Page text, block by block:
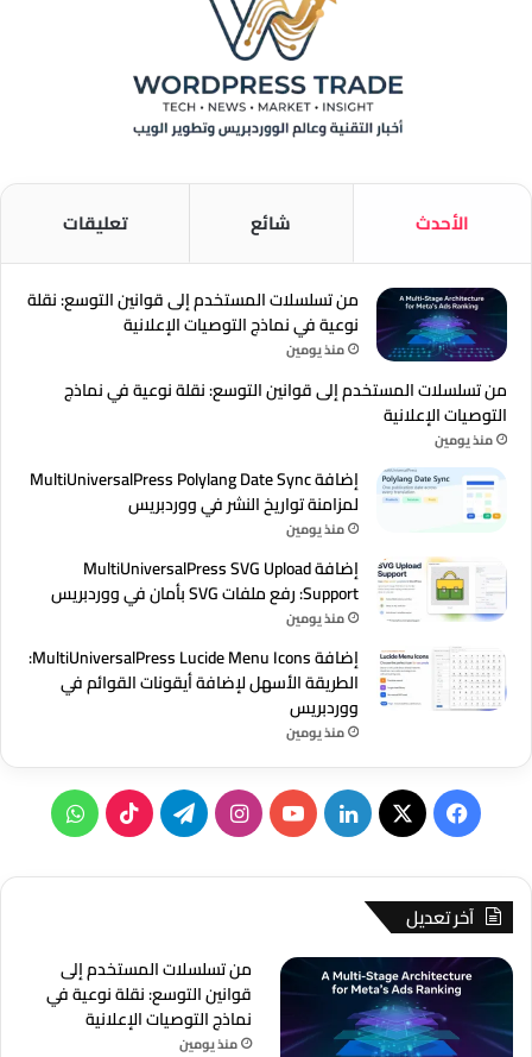
الأحدث شائع تعليقات
من تسلسلات المستخدم إلى قوانين التوسع: نقلة
نوعية في نماذج التوصيات الإعلانية
منذ يومين
من تسلسلات المستخدم إلى قوانين التوسع: نقلة نوعية في نماذج
التوصيات الإعلانية
منذ يومين
إضافة MultiUniversalPress Polylang Date Sync
لمزامنة تواريخ النشر في ووردبريس
منذ يومين
إضافة MultiUniversalPress SVG Upload
Support: رفع ملفات SVG بأمان في ووردبريس
منذ يومين
إضافة MultiUniversalPress Lucide Menu Icons:
الطريقة الأسهل لإضافة أيقونات القوائم في
ووردبريس
منذ يومين
فيسبوك
‫X لينكدإن‫YouTubeانستقرامتيلقرام‫TikTok
آخر تعديل
من تسلسلات المستخدم إلى
قوانين التوسع: نقلة نوعية في
نماذج التوصيات الإعلانية
منذ يومين